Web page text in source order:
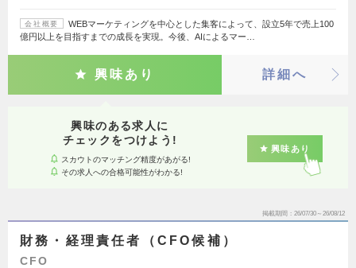
会社概要
WEBマーケティングを中心とした集客によって、設立5年で売上100
億円以上を目指すまでの成長を実現。今後、AIによるマー…
興味あり 詳細へ
興味のある求人に
チェックをつけよう!
スカウトのマッチング精度があがる!
その求人への合格可能性がわかる!
興味あり
掲載期間 26/07/30～26/08/12
財務・経理責任者（CFO候補）
CFO